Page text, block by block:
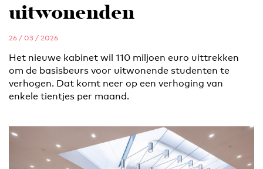
uitwonenden
26 / 03 / 2026
Het nieuwe kabinet wil 110 miljoen euro uittrekken
om de basisbeurs voor uitwonende studenten te
verhogen. Dat komt neer op een verhoging van
enkele tientjes per maand.